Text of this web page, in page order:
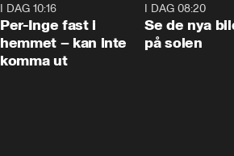
I DAG 10:16
Per-Inge fast i
hemmet – kan inte
komma ut
I DAG 08:20
Se de nya
på solen